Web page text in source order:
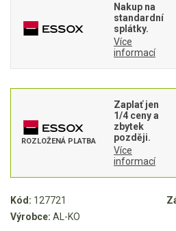
Mulčovače
Křovinořezy a vyžínače
Benzínové křovinořezy a
Aku křovinořezy a vyžínače
Aku pily
Kód: 127721
Výrobce: AL-KO
Nakup na
standardní
splátky.
Více
informací
ROZLOŽENÁ PLATBA
Zaplať jen
1/4 ceny a
zbytek
později.
Více
informací